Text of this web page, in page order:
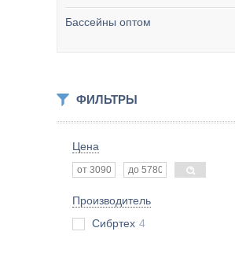
Бассейны оптом
ФИЛЬТРЫ
Цена
Производитель
Сибртех 4